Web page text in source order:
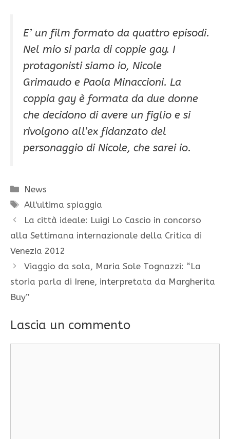
E’ un film formato da quattro episodi.
Nel mio si parla di coppie gay. I
protagonisti siamo io, Nicole
Grimaudo e Paola Minaccioni. La
coppia gay è formata da due donne
che decidono di avere un figlio e si
rivolgono all’ex fidanzato del
personaggio di Nicole, che sarei io.
Categorie
News
Tag
All'ultima spiaggia
La città ideale: Luigi Lo Cascio in concorso
alla Settimana internazionale della Critica di
Venezia 2012
Viaggio da sola, Maria Sole Tognazzi: “La
storia parla di Irene, interpretata da Margherita
Buy”
Lascia un commento